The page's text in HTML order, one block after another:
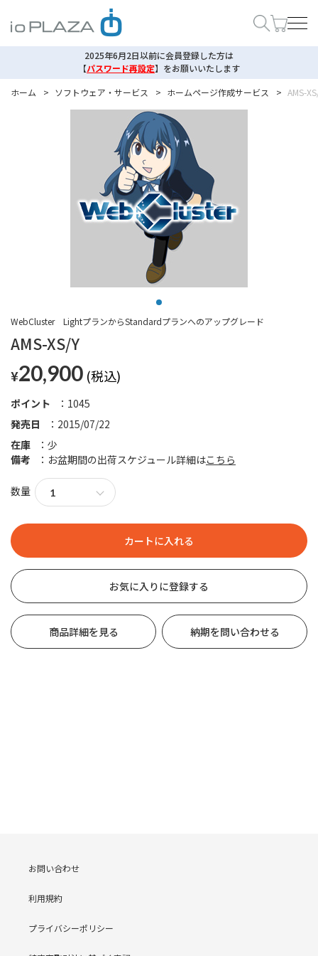
2025年6月2日以前に会員登録した方は
【パスワード再設定】 をお願いいたします
ホーム
> ソフトウェア・サービス > ホームページ作成サービス > AMS-
AMS-XS/Y
WebCluster LightプランからStandardプランへのアップグレード
¥20,900
発売日 2015/07/22
ポイント 1045
在庫
少
備考
お盆期間の出荷スケジュール詳細はこちら
数量
お気に入りに登録する
商品詳細を見る 納期を問い合わせる
お問い合わせ
利用規約
プライバシーポリシー